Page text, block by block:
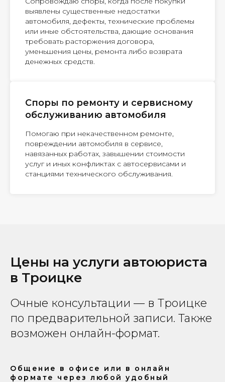
выявлены существенные недостатки
автомобиля, дефекты, технические проблемы
или иные обстоятельства, дающие основания
требовать расторжения договора,
уменьшения цены, ремонта либо возврата
денежных средств.
Споры по ремонту и сервисному
обслуживанию автомобиля
Помогаю при некачественном ремонте,
повреждении автомобиля в сервисе,
навязанных работах, завышении стоимости
услуг и иных конфликтах с автосервисами и
станциями технического обслуживания.
Цены на услуги автоюриста
в Троицке
Очные консультации — в Троицке
по предварительной записи. Также
возможен онлайн-формат.
Общение в офисе или в онлайн
формате через любой удобный